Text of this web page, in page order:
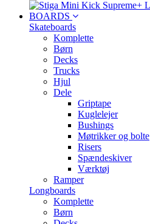
BOARDS
Skateboards
Komplette
Børn
Decks
Trucks
Hjul
Dele
Griptape
Kuglelejer
Bushings
Møtrikker og bolte
Risers
Spændeskiver
Værktøj
Ramper
Longboards
Komplette
Børn